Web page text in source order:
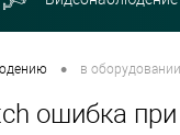
• в
ошибка